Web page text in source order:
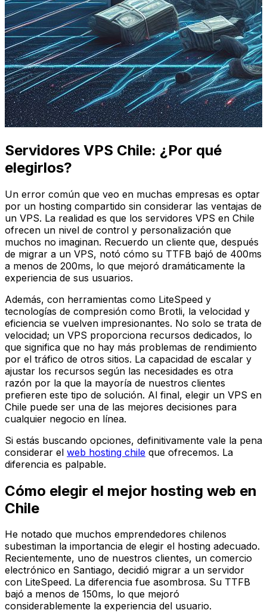
Servidores VPS Chile: ¿Por qué
elegirlos?
Un error común que veo en muchas empresas es optar
por un hosting compartido sin considerar las ventajas de
un VPS. La realidad es que los servidores VPS en Chile
ofrecen un nivel de control y personalización que
muchos no imaginan. Recuerdo un cliente que, después
de migrar a un VPS, notó cómo su TTFB bajó de 400ms
a menos de 200ms, lo que mejoró dramáticamente la
experiencia de sus usuarios.
Además, con herramientas como LiteSpeed y
tecnologías de compresión como Brotli, la velocidad y
eficiencia se vuelven impresionantes. No solo se trata de
velocidad; un VPS proporciona recursos dedicados, lo
que significa que no hay más problemas de rendimiento
por el tráfico de otros sitios. La capacidad de escalar y
ajustar los recursos según las necesidades es otra
razón por la que la mayoría de nuestros clientes
prefieren este tipo de solución. Al final, elegir un VPS en
Chile puede ser una de las mejores decisiones para
cualquier negocio en línea.
Si estás buscando opciones, definitivamente vale la pena
considerar el web hosting chile que ofrecemos. La
diferencia es palpable.
Cómo elegir el mejor hosting web en
Chile
He notado que muchos emprendedores chilenos
subestiman la importancia de elegir el hosting adecuado.
Recientemente, uno de nuestros clientes, un comercio
electrónico en Santiago, decidió migrar a un servidor
con LiteSpeed. La diferencia fue asombrosa. Su TTFB
bajó a menos de 150ms, lo que mejoró
considerablemente la experiencia del usuario.